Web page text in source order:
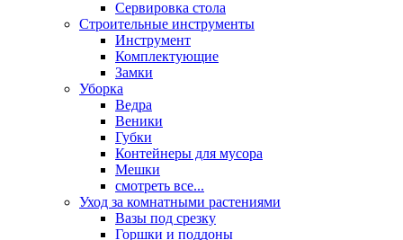
Сервировка стола
Строительные инструменты
Инструмент
Комплектующие
Замки
Уборка
Ведра
Веники
Губки
Контейнеры для мусора
Мешки
смотреть все...
Уход за комнатными растениями
Вазы под срезку
Горшки и поддоны